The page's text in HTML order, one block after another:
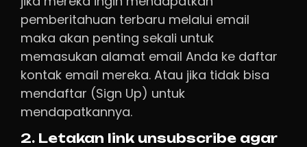
pemberitahuan terbaru melalui email
maka akan penting sekali untuk
memasukan alamat email Anda ke daftar
kontak email mereka. Atau jika tidak bisa
mendaftar (Sign Up) untuk
mendapatkannya.
2. Letakan link unsubscribe agar